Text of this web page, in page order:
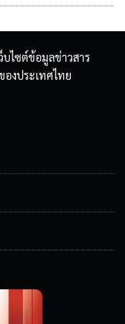
บไซต์ข้อมูลข่าวสาร
งประเทศไทย